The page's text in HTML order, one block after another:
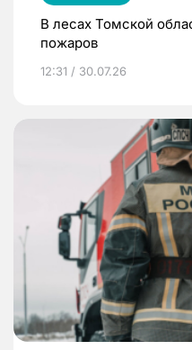
В лесах Томской
пожаров
12:31 / 30.07.26